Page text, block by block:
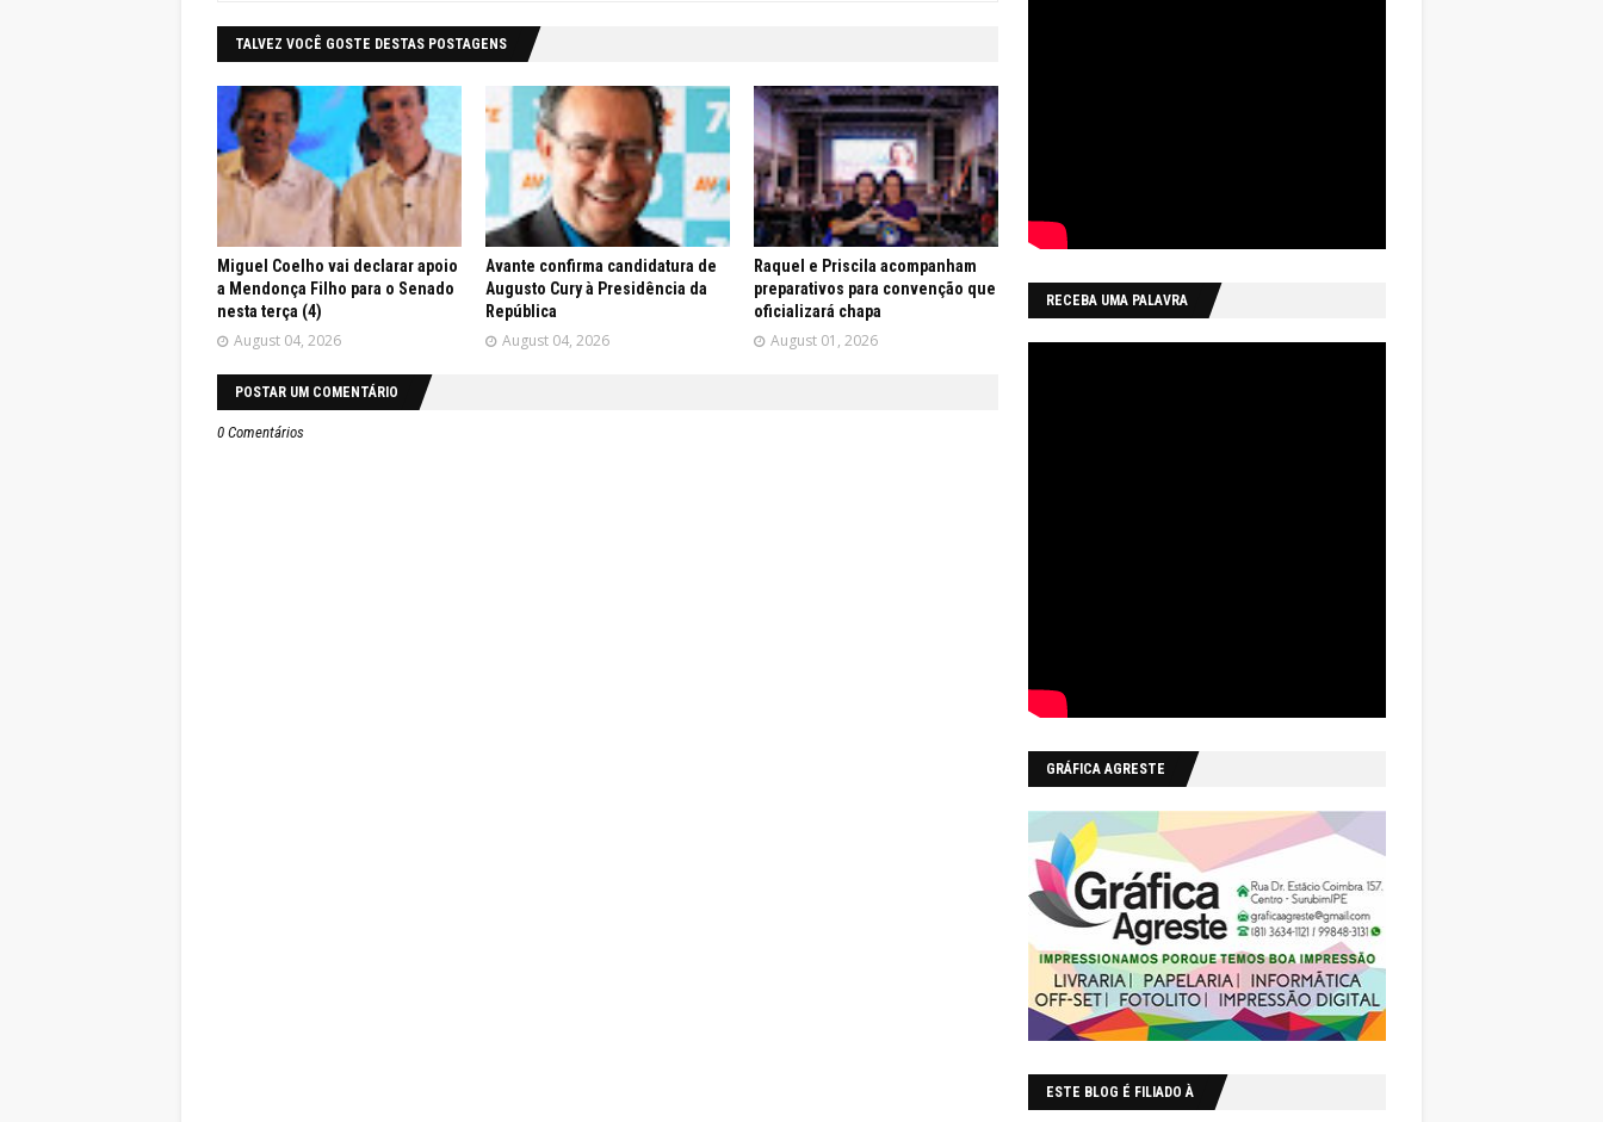
TALVEZ VOCÊ GOSTE DESTAS POSTAGENS
Miguel Coelho vai declarar apoio
a Mendonça Filho para o Senado
nesta terça (4)
August 04, 2026
Avante confirma candidatura de
Augusto Cury à Presidência da
República
August 04, 2026
Raquel e Priscila acompanham
preparativos para convenção que
oficializará chapa
August 01, 2026
POSTAR UM COMENTÁRIO
0 Comentários
RECEBA UMA PALAVRA
GRÁFICA AGRESTE
ESTE BLOG É FILIADO À